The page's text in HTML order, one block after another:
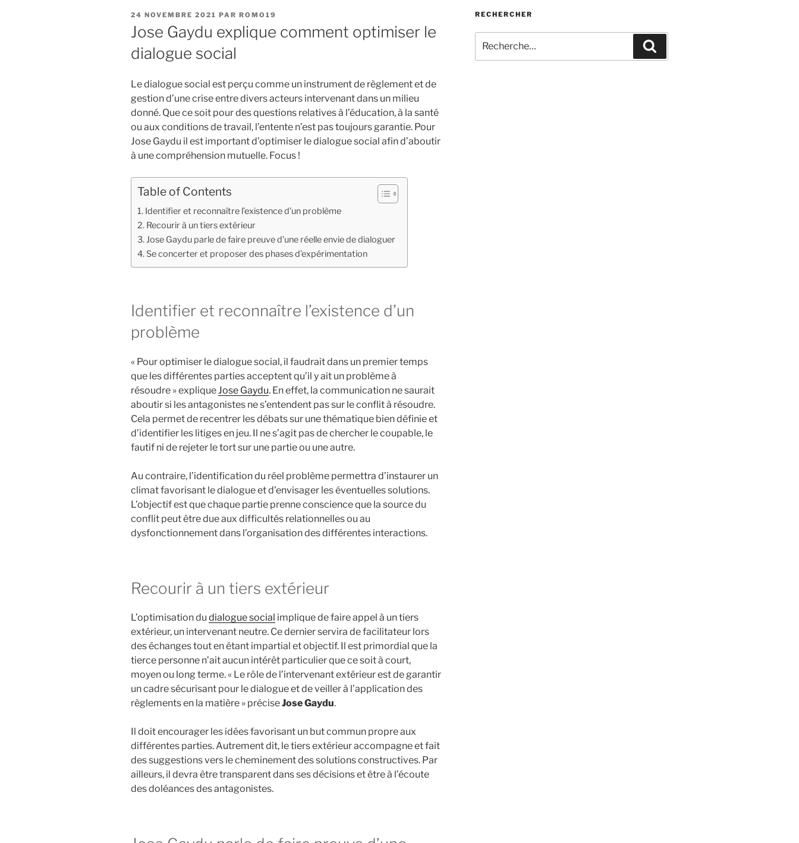
PUBLIÉ
LE
24 NOVEMBRE 2021 PAR ROMO19
Jose Gaydu explique comment optimiser le
dialogue social
Le dialogue social est perçu comme un instrument de règlement et de
gestion d’une crise entre divers acteurs intervenant dans un milieu
donné. Que ce soit pour des questions relatives à l’éducation, à la santé
ou aux conditions de travail, l’entente n’est pas toujours garantie. Pour
Jose Gaydu il est important d’optimiser le dialogue social afin d’aboutir
à une compréhension mutuelle. Focus !
Table of Contents
Identifier et reconnaître l’existence d’un problème
Recourir à un tiers extérieur
Jose Gaydu parle de faire preuve d’une réelle envie de dialoguer
Se concerter et proposer des phases d’expérimentation
Identifier et reconnaître l’existence d’un
problème
« Pour optimiser le dialogue social, il faudrait dans un premier temps
que les différentes parties acceptent qu’il y ait un problème à
résoudre » explique Jose Gaydu. En effet, la communication ne saurait
aboutir si les antagonistes ne s’entendent pas sur le conflit à résoudre.
Cela permet de recentrer les débats sur une thématique bien définie et
d’identifier les litiges en jeu. Il ne s’agit pas de chercher le coupable, le
fautif ni de rejeter le tort sur une partie ou une autre.
Au contraire, l’identification du réel problème permettra d’instaurer un
climat favorisant le dialogue et d’envisager les éventuelles solutions.
L’objectif est que chaque partie prenne conscience que la source du
conflit peut être due aux difficultés relationnelles ou au
dysfonctionnement dans l’organisation des différentes interactions.
Recourir à un tiers extérieur
L’optimisation du dialogue social implique de faire appel à un tiers
extérieur, un intervenant neutre. Ce dernier servira de facilitateur lors
des échanges tout en étant impartial et objectif. Il est primordial que la
tierce personne n’ait aucun intérêt particulier que ce soit à court,
moyen ou long terme. « Le rôle de l’intervenant extérieur est de garantir
un cadre sécurisant pour le dialogue et de veiller à l’application des
règlements en la matière » préciseJose Gaydu.
Il doit encourager les idées favorisant un but commun propre aux
différentes parties. Autrement dit, le tiers extérieur accompagne et fait
des suggestions vers le cheminement des solutions constructives. Par
ailleurs, il devra être transparent dans ses décisions et être à l’écoute
des doléances des antagonistes.
RECHERCHER
pour
: